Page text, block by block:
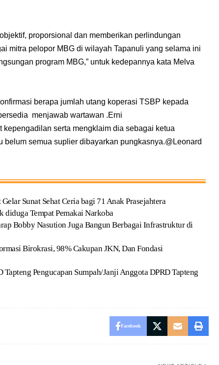
proporsional dan memberikan perlindungan
mitra pelopor MBG di wilayah Tapanuli yang selama ini
program MBG,” untuk kedepannya kata Melva
berapa jumlah utang koperasi TSBP kepada
menjawab wartawan .Erni
serta mengklaim dia sebagai ketua
semua suplier dibayarkan pungkasnya.@Leonard
Sunat Sehat Ceria bagi 71 Anak Prasejahtera
Tempat Pemakai Narkoba
Bobby Nasution Juga Bangun Berbagai Infrastruktur di
Birokrasi, 98% Cakupan JKN, Dan Fondasi
Pengucapan Sumpah/Janji Anggota DPRD Tapteng
Facebook